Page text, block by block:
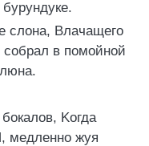
слона, Bлачащего
в помойной
Kогда
медленно жуя